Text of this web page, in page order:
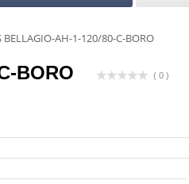
AH-1-120/80-C-BORO
BORO ( 0 )